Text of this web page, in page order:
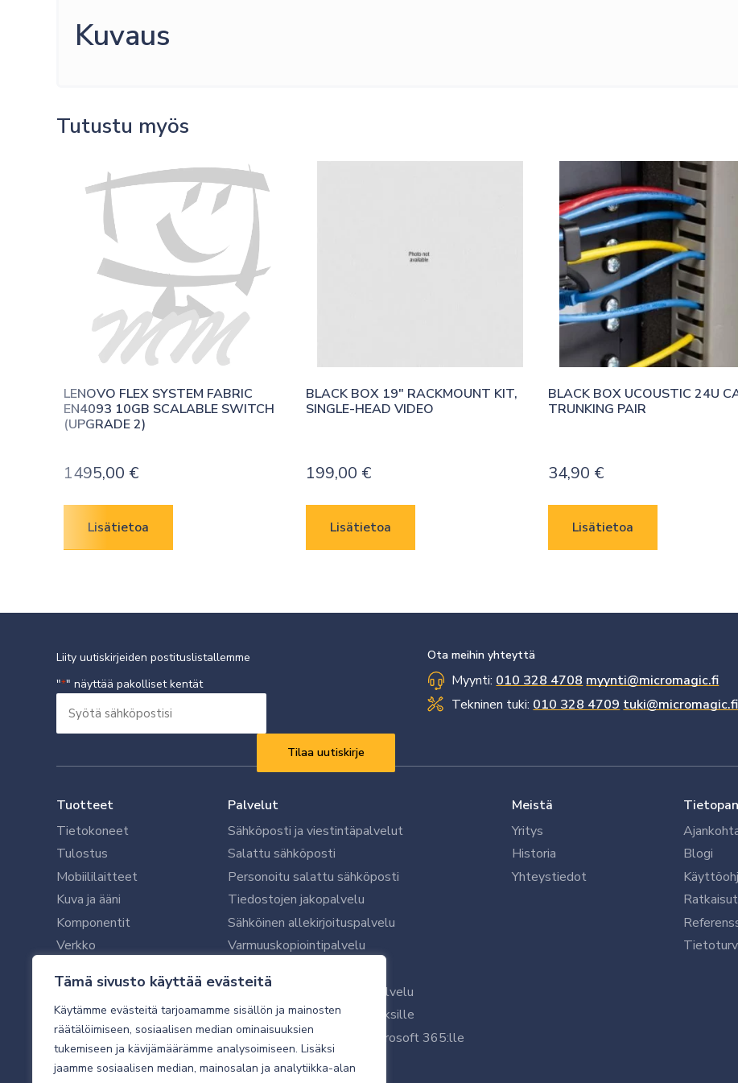
Tämä sivusto käyttää evästeitä
Käytämme evästeitä tarjoamamme sisällön ja mainosten
räätälöimiseen, sosiaalisen median ominaisuuksien
tukemiseen ja kävijämäärämme analysoimiseen. Lisäksi
jaamme sosiaalisen median, mainosalan ja analytiikka-alan
Kuvaus
Tutustu myös
LENOVO FLEX SYSTEM FABRIC
EN4093 10GB SCALABLE SWITCH
(UPGRADE 2)
1495,00 €
Lisätietoa
BLACK BOX 19″ RACKMOUNT KIT,
SINGLE-HEAD VIDEO
199,00 €
Lisätietoa
BLACK BOX UCOUSTIC 24U
TRUNKING PAIR
34,90 €
Lisätietoa
Liity uutiskirjeiden postituslistallemme
"*" näyttää pakolliset kentät
sähköpostisi
Ota meihin yhteyttä
Myynti: 010 328 4708 myynti@micromagic.fi
Tekninen tuki: 010 328 4709 tuki@micromagic.fi
Tuotteet
Tietokoneet
Tulostus
Mobiililaitteet
Kuva ja ääni
Komponentit
Verkko
Oheislaitteet
Palvelut
Sähköposti ja viestintäpalvelut
Salattu sähköposti
Personoitu salattu sähköposti
Tiedostojen jakopalvelu
Sähköinen allekirjoituspalvelu
Varmuuskopiointipalvelu
Microsoft 365 -varmistuspalvelu
WithSecure tietoturva yrityksille
WithSecuren tietoturva Microsoft 365:lle
Käyttäjätukipalvelu
Meistä
Yritys
Historia
Yhteystiedot
Blogi
Ratkaisut